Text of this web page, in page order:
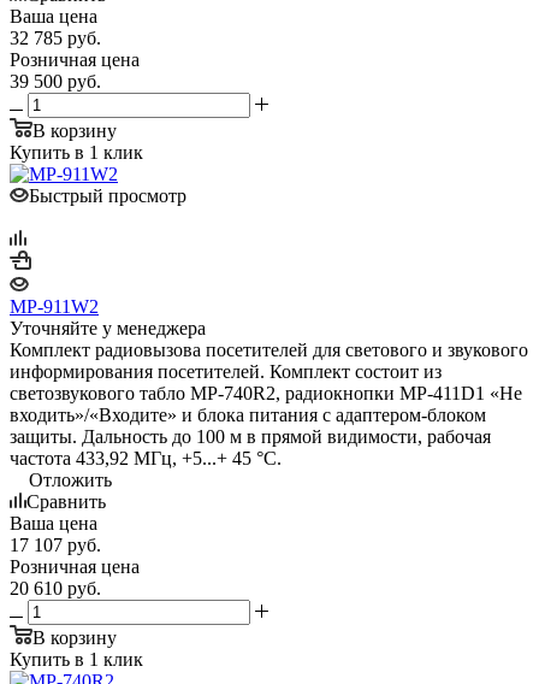
Ваша цена
32 785 руб.
Розничная цена
39 500 руб.
В корзину
Купить в 1 клик
Быстрый просмотр
MP-911W2
Уточняйте у менеджера
Комплект радиовызова посетителей для светового и звукового
информирования посетителей. Комплект состоит из
светозвукового табло MP-740R2, радиокнопки MP-411D1 «Не
входить»/«Входите» и блока питания с адаптером-блоком
защиты. Дальность до 100 м в прямой видимости, рабочая
частота 433,92 МГц, +5...+ 45 °С.
Отложить
Сравнить
Ваша цена
17 107 руб.
Розничная цена
20 610 руб.
В корзину
Купить в 1 клик